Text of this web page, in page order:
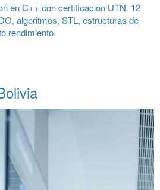
en C++ con certificacion UTN. 12
algoritmos, STL, estructuras de
rendimiento.